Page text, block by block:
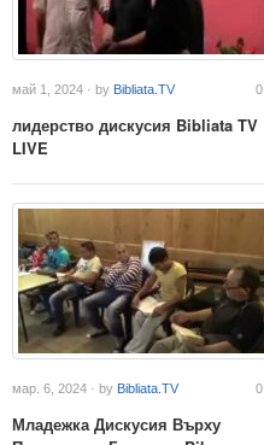
май 1, 2024 · by Bibliata.TV 0
лидерство дискусия Bibliata TV
LIVE
мар. 6, 2024 · by Bibliata.TV 0
Младежка Дискусия Върху